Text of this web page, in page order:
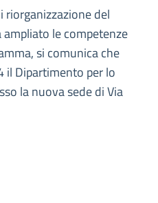
riorganizzazione del
le competenze
si comunica che
il Dipartimento per lo
la nuova sede di Via